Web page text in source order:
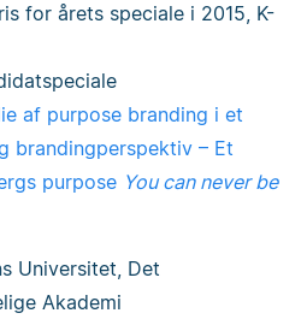
for årets speciale i 2015, K-
af purpose branding i et
brandingperspektiv – Et
purpose You can never be
Universitet, Det
Akademi